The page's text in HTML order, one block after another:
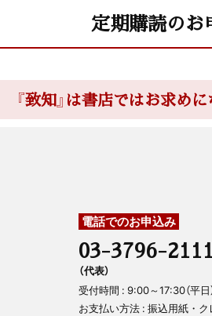
定期購読のお
『致知』は書店ではお求めに
電話でのお申込み
03-3796-2111
（代表）
受付時間 : 9:00～17:30（平日
お支払い方法 : 振込用紙・